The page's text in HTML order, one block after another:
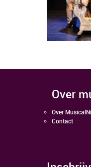
over
Over
Contact